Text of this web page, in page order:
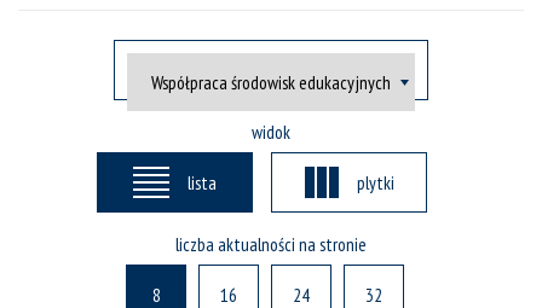
widok
lista plytki
liczba aktualności na stronie
8 16 24 32